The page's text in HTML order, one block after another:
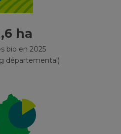
ha
bio en 2025
départemental)